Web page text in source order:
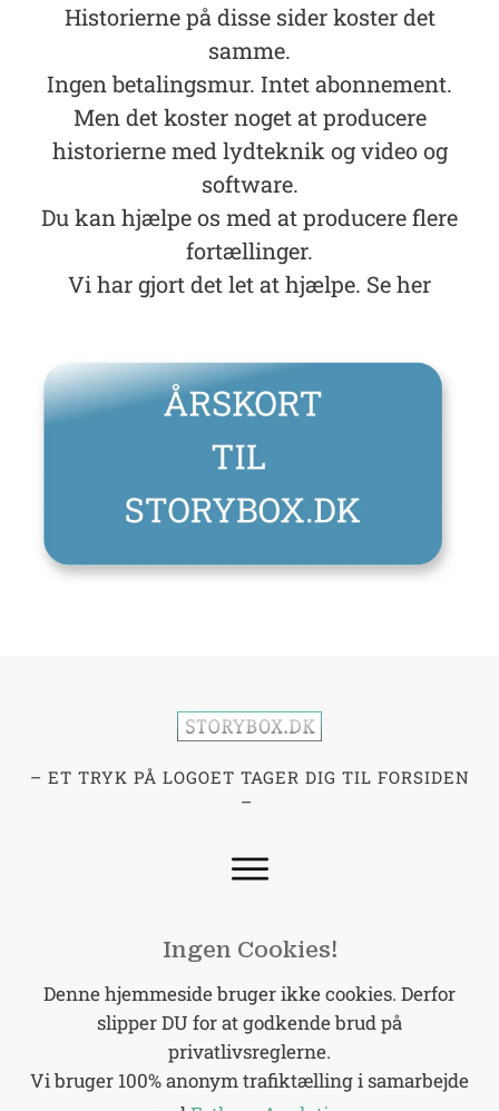
Historierne på disse sider koster det
samme.
Ingen betalingsmur. Intet abonnement.
Men det koster noget at producere
historierne med lydteknik og video og
software.
Du kan hjælpe os med at producere flere
fortællinger.
Vi har gjort det let at hjælpe. Se her
– ET TRYK PÅ LOGOET TAGER DIG TIL FORSIDEN
–
Ingen Cookies!
Denne hjemmeside bruger ikke cookies. Derfor
slipper DU for at godkende brud på
privatlivsreglerne.
Vi bruger 100% anonym trafiktælling i samarbejde